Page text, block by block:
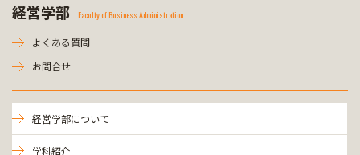
経営学部 Faculty of Business Administration
よくある質問
お問合せ
経営学部について
学科紹介